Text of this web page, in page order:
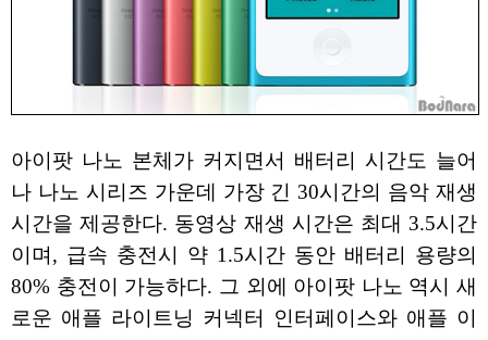
아이팟 나노 본체가 커지면서 배터리 시간도 늘어
나 나노 시리즈 가운데 가장 긴 30시간의 음악 재생
시간을 제공한다. 동영상 재생 시간은 최대 3.5시간
이며, 급속 충전시 약 1.5시간 동안 배터리 용량의
80% 충전이 가능하다. 그 외에 아이팟 나노 역시 새
로운 애플 라이트닝 커넥터 인터페이스와 애플 이